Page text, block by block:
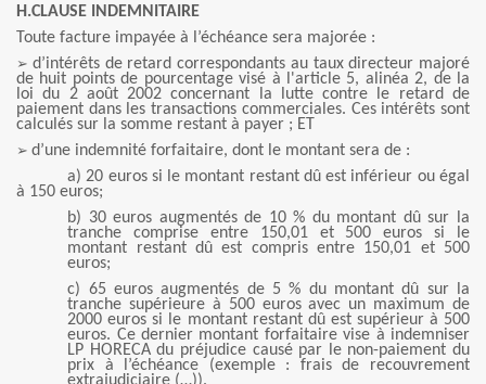
H.CLAUSE INDEMNITAIRE
Toute facture impayée à l’échéance sera majorée :
➢ d’intérêts de retard correspondants au taux directeur majoré
de huit points de pourcentage visé à l'article 5, alinéa 2, de la
loi du 2 août 2002 concernant la lutte contre le retard de
paiement dans les transactions commerciales. Ces intérêts sont
calculés sur la somme restant à payer ; ET
➢ d’une indemnité forfaitaire, dont le montant sera de :
a) 20 euros si le montant restant dû est inférieur ou égal
à 150 euros;
b) 30 euros augmentés de 10 % du montant dû sur la
tranche comprise entre 150,01 et 500 euros si le
montant restant dû est compris entre 150,01 et 500
euros;
c) 65 euros augmentés de 5 % du montant dû sur la
tranche supérieure à 500 euros avec un maximum de
2000 euros si le montant restant dû est supérieur à 500
euros. Ce dernier montant forfaitaire vise à indemniser
LP HORECA du préjudice causé par le non-paiement du
prix à l’échéance (exemple : frais de recouvrement